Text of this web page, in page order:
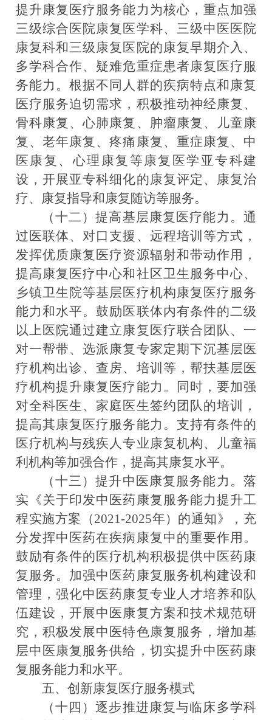
提升康复医疗服务能力为核心，重点加强
三级综合医院康复医学科、三级中医医院
康复科和三级康复医院的康复早期介入、
多学科合作、疑难危重症患者康复医疗服
务能力。根据不同人群的疾病特点和康复
医疗服务迫切需求，积极推动神经康复、
骨科康复、心肺康复、肿瘤康复、儿童康
复、老年康复、疼痛康复、重症康复、中
医康复、心理康复等康复医学亚专科建
设，开展亚专科细化的康复评定、康复治
疗、康复指导和康复随访等服务。
（十二）提高基层康复医疗能力。 通
过医联体、对口支援、远程培训等方式，
发挥优质康复医疗资源辐射和带动作用，
提高康复医疗中心和社区卫生服务中心、
乡镇卫生院等基层医疗机构康复医疗服务
能力和水平。鼓励医联体内有条件的二级
以上医院通过建立康复医疗联合团队、一
对一帮带、选派康复专家定期下沉基层医
疗机构出诊、查房、培训等，帮扶基层医
疗机构提升康复医疗能力。同时，要加强
对全科医生、家庭医生签约团队的培训，
提高其康复医疗服务能力。支持有条件的
医疗机构与残疾人专业康复机构、儿童福
利机构等加强合作，提高其康复水平。
（十三）提升中医康复服务能力。 落
实《关于印发中医药康复服务能力提升工
程实施方案（2021-2025年）的通知》，充
分发挥中医药在疾病康复中的重要作用。
鼓励有条件的医疗机构积极提供中医药康
复服务。加强中医药康复服务机构建设和
管理，强化中医药康复专业人才培养和队
伍建设，开展中医康复方案和技术规范研
究，积极发展中医特色康复服务，增加基
层中医康复服务供给，切实提升中医药康
复服务能力和水平。
五、创新康复医疗服务模式
（十四）逐步推进康复与临床多学科